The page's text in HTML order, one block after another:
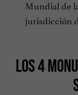
Mundial de
jurisdicción
LOS 4